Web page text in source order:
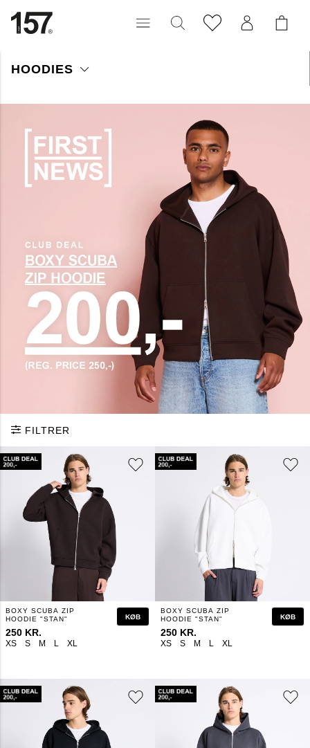
HOODIES
til mænd. Vores forskellige modeller og designs tilbyder noget
FILTRER
XS S M L XL
BOXY SCUBA ZIP
HOODIE "STAN"
250 KR.
KØB
XS S M L XL
BOXY SCUBA ZIP
HOODIE "STAN"
250 KR.
KØB